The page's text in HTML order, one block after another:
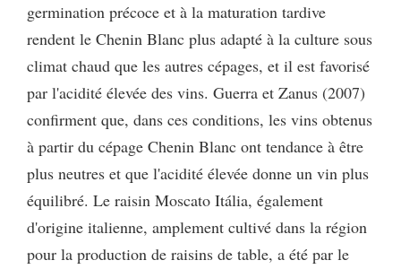
germination précoce et à la maturation tardive
rendent le Chenin Blanc plus adapté à la culture sous
climat chaud que les autres cépages, et il est favorisé
par l'acidité élevée des vins. Guerra et Zanus (2007)
confirment que, dans ces conditions, les vins obtenus
à partir du cépage Chenin Blanc ont tendance à être
plus neutres et que l'acidité élevée donne un vin plus
équilibré. Le raisin Moscato Itália, également
d'origine italienne, amplement cultivé dans la région
pour la production de raisins de table, a été par le